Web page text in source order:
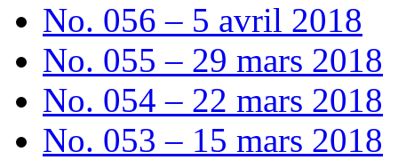
No. 056 – 5 avril 2018
No. 055 – 29 mars 2018
No. 054 – 22 mars 2018
No. 053 – 15 mars 2018